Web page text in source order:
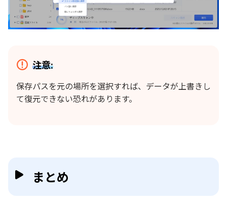
注意:
保存パスを元の場所を選択すれば、データが上書きし
て復元できない恐れがあります。
まとめ